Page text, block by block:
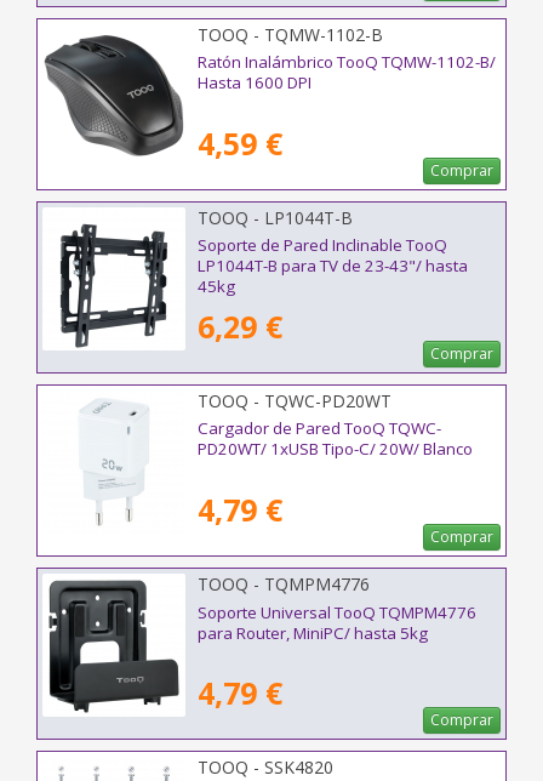
TOOQ - TQMW-1102-B
Ratón Inalámbrico TooQ TQMW-1102-B/
Hasta 1600 DPI
4,59 €
Comprar
TOOQ - LP1044T-B
Soporte de Pared Inclinable TooQ
LP1044T-B para TV de 23-43"/ hasta
45kg
6,29 €
Comprar
TOOQ - TQWC-PD20WT
Cargador de Pared TooQ TQWC-
PD20WT/ 1xUSB Tipo-C/ 20W/ Blanco
4,79 €
Comprar
TOOQ - TQMPM4776
Soporte Universal TooQ TQMPM4776
para Router, MiniPC/ hasta 5kg
4,79 €
Comprar
TOOQ - SSK4820